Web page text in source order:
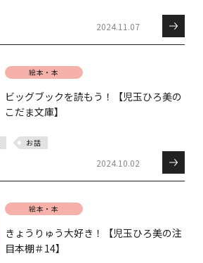
2024.11.07
絵本・本
ビッグブックを読もう！【児玉ひろ美の
こだま文庫】
お話
2024.10.02
絵本・本
きょうりゅう大好き！【児玉ひろ美の注
目本棚＃14】